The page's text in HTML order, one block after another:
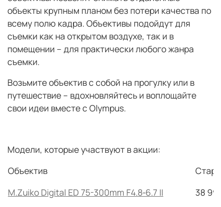
объекты крупным планом без потери качества по
всему полю кадра. Объективы подойдут для
съемки как на открытом воздухе, так и в
помещении – для практически любого жанра
съемки.
Возьмите объектив с собой на прогулку или в
путешествие – вдохновляйтесь и воплощайте
свои идеи вместе с Olympus.
Модели, которые участвуют в акции:
Объектив
M.Zuiko Digital ED 75-300mm F4.8‑6.7 II
38